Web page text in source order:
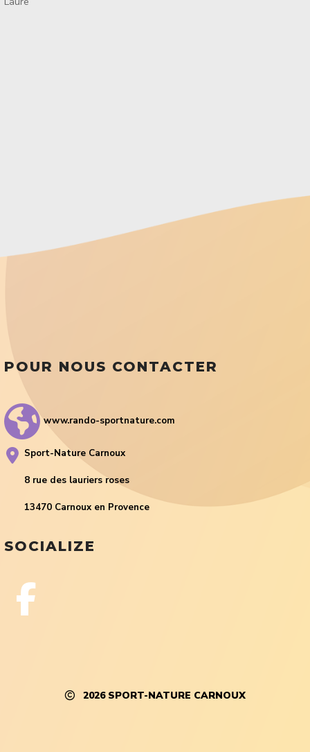
POUR NOUS CONTACTER
www.rando-sportnature.com
Sport-Nature Carnoux
8 rue des lauriers roses
13470 Carnoux en Provence
SOCIALIZE
2026 SPORT-NATURE CARNOUX